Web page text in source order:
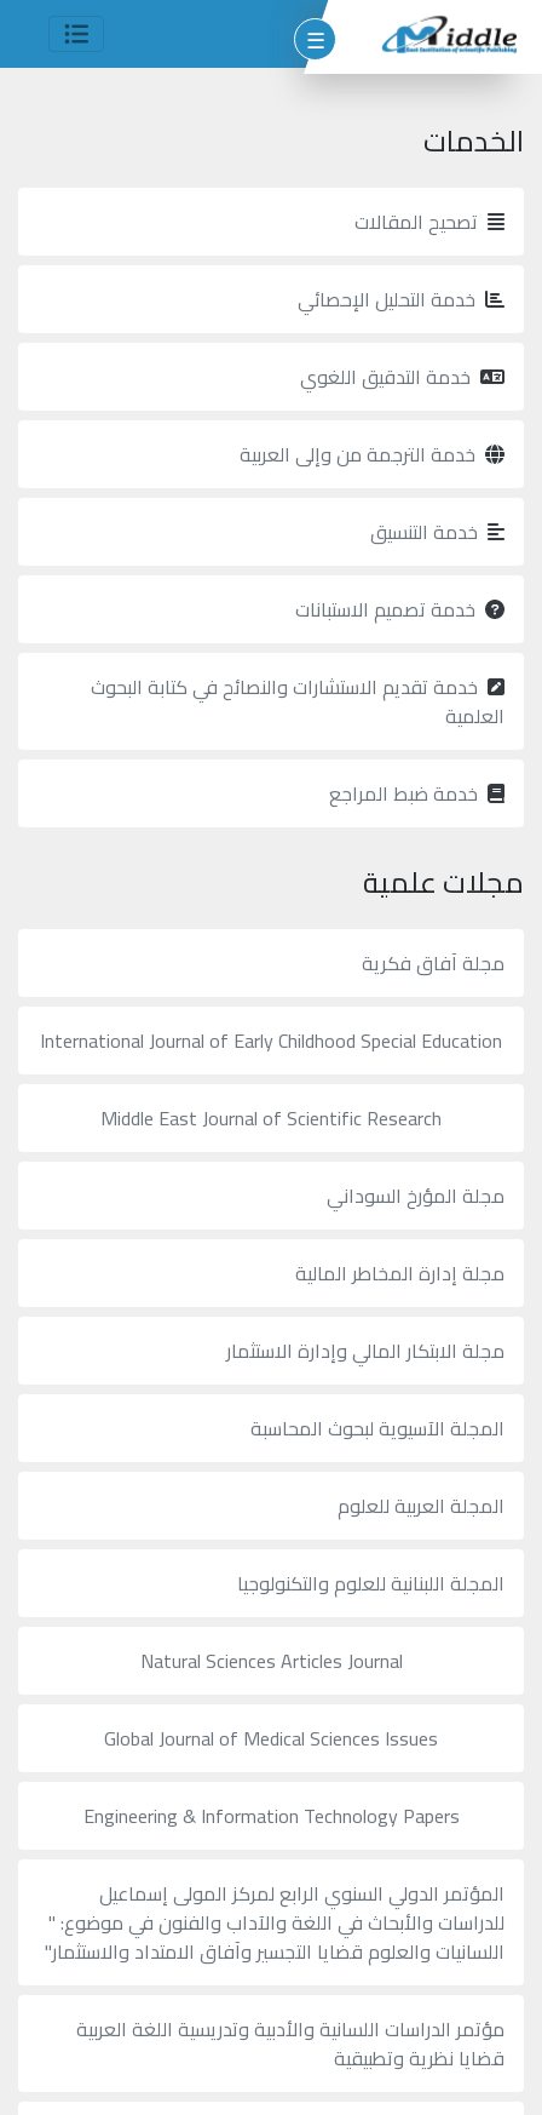
الحقوق
محفوظة
2026
Mejsp.com
☰
الخدمات
تصحيح المقالات
خدمة التحليل الإحصائي
خدمة التدقيق اللغوي
خدمة الترجمة من وإلى العربية
خدمة التنسيق
خدمة تصميم الاستبانات
خدمة تقديم الاستشارات والنصائح في كتابة البحوث
العلمية
خدمة ضبط المراجع
مجلات علمية
مجلة آفاق فكرية
International Journal of Early Childhood Special Education
Middle East Journal of Scientific Research
مجلة المؤرخ السوداني
مجلة إدارة المخاطر المالية
مجلة الابتكار المالي وإدارة الاستثمار
المجلة الآسيوية لبحوث المحاسبة
المجلة العربية للعلوم
المجلة اللبنانية للعلوم والتكنولوجيا
Natural Sciences Articles Journal
Global Journal of Medical Sciences Issues
Engineering & Information Technology Papers
المؤتمر الدولي السنوي الرابع لمركز المولى إسماعيل
للدراسات والأبحاث في اللغة والآداب والفنون في موضوع: "
اللسانيات والعلوم قضايا التجسير وآفاق الامتداد والاستثمار"
مؤتمر الدراسات اللسانية والأدبية وتدريسية اللغة العربية
قضايا نظرية وتطبيقية